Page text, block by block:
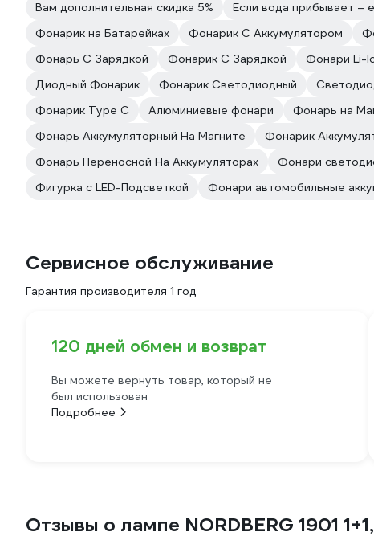
Вам дополнительная скидка 5%
Если вода прибывает –
Фонарик на Батарейках
Фонарик С Аккумулятором
Фонарь С Зарядкой
Фонарик С Зарядкой Фонари Li-
Диодный Фонарик
Фонарик Светодиодный
Фонарик Type C
Алюминиевые фонари Фонарь на
Фонарь Аккумуляторный На Магните
Фонарик
Фонарь Переносной На Аккумуляторах
Фонари
Фигурка с LED-Подсветкой
Фонари автомобильные
Сервисное обслуживание
Гарантия производителя 1 год
120 дней обмен и возврат
Вы можете вернуть товар, который не
был использован
Подробнее
Отзывы о лампе NORDBERG 1901